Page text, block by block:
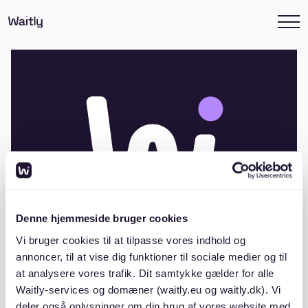
Denne hjemmeside bruger cookies
Vi bruger cookies til at tilpasse vores indhold og
annoncer, til at vise dig funktioner til sociale medier og til
at analysere vores trafik. Dit samtykke gælder for alle
Waitly-services og domæner (waitly.eu og waitly.dk). Vi
Andelsboligforeningen Tjørnen,
København